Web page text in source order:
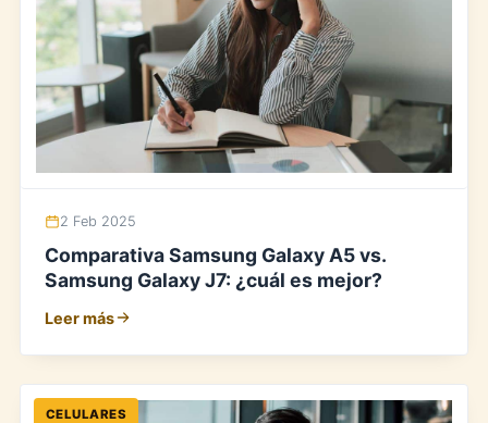
2 Feb 2025
Comparativa Samsung Galaxy A5 vs.
Samsung Galaxy J7: ¿cuál es mejor?
Leer más
CELULARES